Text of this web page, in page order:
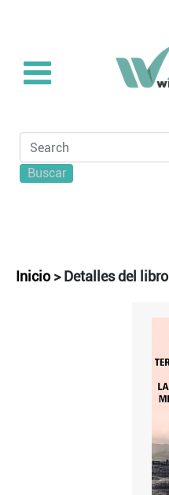
Buscar
Inicio >Detalles del libro